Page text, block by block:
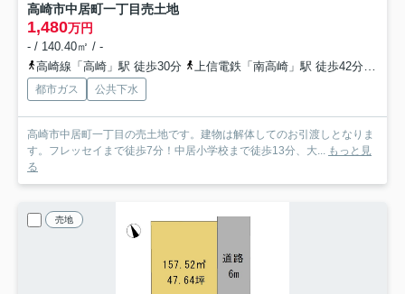
高崎市中居町一丁目売土地
1,480万円
- / 140.40㎡ / -
高崎線「高崎」駅 徒歩30分
上信電鉄「南高崎」駅 徒歩42分
都市ガス 公共下水
高崎市中居町一丁目の売土地です。建物は解体してのお引渡しとなりま
す。フレッセイまで徒歩7分！中居小学校まで徒歩13分、大...
もっと見
る
売地